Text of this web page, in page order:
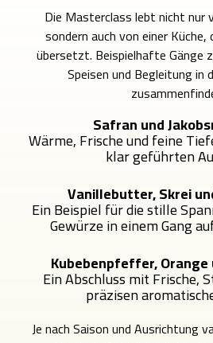
Die Masterclass lebt nicht nur
sondern auch von einer
übersetzt. Beispielhafte Gänge
Speisen und Begleitung in
Safran und
Wärme, Frische und feine
klar geführten
Vanillebutter, Skrei
Ein Beispiel für die stille
Gewürze in einem Gang
Kubebenpfeffer, Orange
Ein Abschluss mit Frische,
präzisen
Je nach Saison und Ausrichtung